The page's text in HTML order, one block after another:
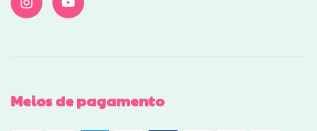
Meios de pagamento